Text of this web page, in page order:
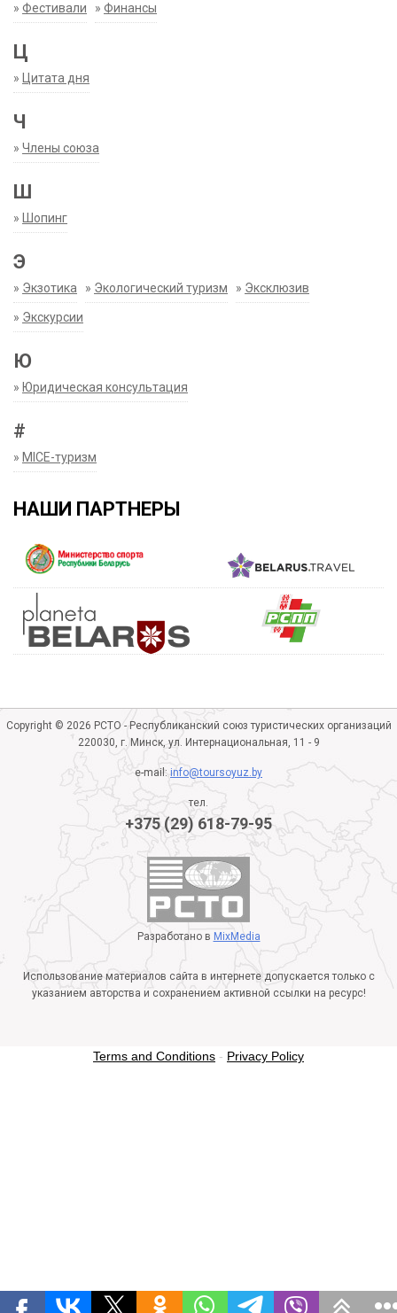
» Фестивали » Финансы
Ц
» Цитата дня
Ч
» Члены союза
Ш
» Шопинг
Э
» Экзотика » Экологический туризм » Эксклюзив
» Экскурсии
Ю
» Юридическая консультация
#
» MICE-туризм
НАШИ ПАРТНЕРЫ
Copyright © 2026 РСТО - Республиканский союз туристических организаций
220030, г. Минск, ул. Интернациональная, 11 - 9
e-mail:info@toursoyuz.by
тел.
+375 (29) 618-79-95
Разработано в MixMedia
Использование материалов сайта в интернете допускается только с
указанием авторства и сохранением активной ссылки на ресурс!
Terms and Conditions - Privacy Policy